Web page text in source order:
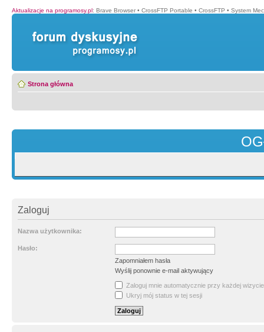
Aktualizacje na programosy.pl: Brave Browser • CrossFTP Portable • CrossFTP • System
Strona główna
Zaloguj
Nazwa użytkownika:
Hasło:
Zapomniałem hasła
Wyślij ponownie e-mail aktywujący
Zaloguj mnie automatycznie przy każdej wizycie
Ukryj mój status w tej sesji